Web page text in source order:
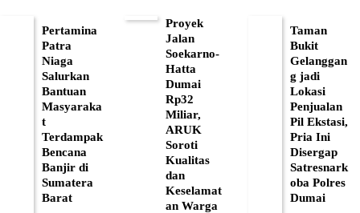
Pertamina
Patra
Niaga
Salurkan
Bantuan
Masyaraka
t
Terdampak
Bencana
Banjir di
Sumatera
Barat
Proyek
Jalan
Soekarno-
Hatta
Dumai
Rp32
Miliar,
ARUK
Soroti
Kualitas
dan
Keselamat
an Warga
Taman
Bukit
Gelanggan
g jadi
Lokasi
Penjualan
Pil Ekstasi,
Pria Ini
Disergap
Satresnark
oba Polres
Dumai